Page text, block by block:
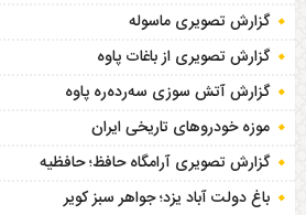
گزارش تصویری ماسوله
گزارش تصویری از باغات پاوه
گزارش آتش سوزی سەردەرە پاوه
موزه خودروهای تاریخی ایران
گزارش تصویری آرامگاه حافظ؛ حافظیه‎
باغ دولت آباد یزد؛ جواهر سبز کویر